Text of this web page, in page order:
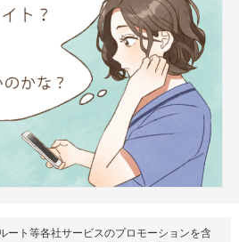
ート等各社サービスのプロモーションを含